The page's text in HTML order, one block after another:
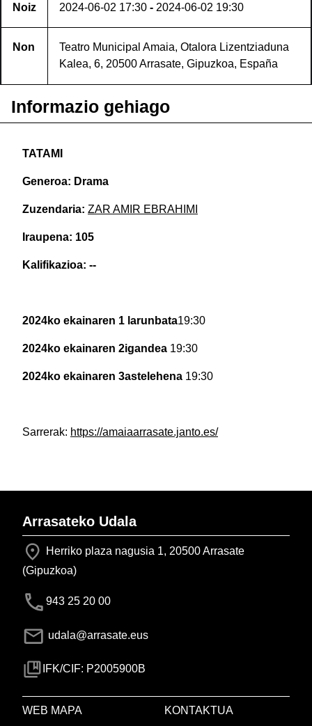
Noiz 2024-06-02 17:30 - 2024-06-02 19:30
Non
Teatro Municipal Amaia, Otalora Lizentziaduna
Kalea, 6, 20500 Arrasate, Gipuzkoa, España
Informazio gehiago
TATAMI
Generoa: Drama
Zuzendaria: ZAR AMIR EBRAHIMI
Iraupena: 105
Kalifikazioa: --
2024ko ekainaren 1 larunbata19:30
2024ko ekainaren 2igandea 19:30
2024ko ekainaren 3astelehena 19:30
Sarrerak: https://amaiaarrasate.janto.es/
Arrasateko Udala
Herriko plaza nagusia 1, 20500 Arrasate
(Gipuzkoa)
943 25 20 00
udala@arrasate.eus
IFK/CIF: P2005900B
WEB MAPA KONTAKTUA